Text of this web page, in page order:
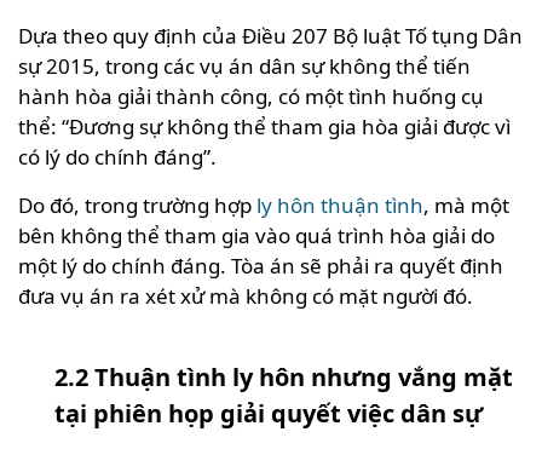
Dựa theo quy định của Điều 207 Bộ luật Tố tụng Dân
sự 2015, trong các vụ án dân sự không thể tiến
hành hòa giải thành công, có một tình huống cụ
thể: “Đương sự không thể tham gia hòa giải được vì
có lý do chính đáng”.
Do đó, trong trường hợp ly hôn thuận tình, mà một
bên không thể tham gia vào quá trình hòa giải do
một lý do chính đáng. Tòa án sẽ phải ra quyết định
đưa vụ án ra xét xử mà không có mặt người đó.
2.2 Thuận tình ly hôn nhưng vắng mặt
tại phiên họp giải quyết việc dân sự